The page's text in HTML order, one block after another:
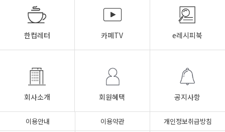
한컵레터 카페TV e레시피북
회사소개 회원혜택 공지사항
이용안내 이용약관
개인정보취급방침